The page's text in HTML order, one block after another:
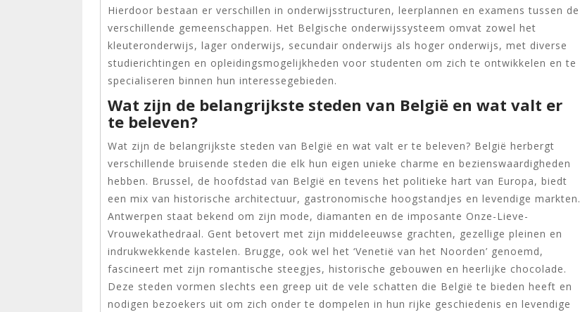
Hierdoor bestaan er verschillen in onderwijsstructuren, leerplannen en examens tussen de
verschillende gemeenschappen. Het Belgische onderwijssysteem omvat zowel het
kleuteronderwijs, lager onderwijs, secundair onderwijs als hoger onderwijs, met diverse
studierichtingen en opleidingsmogelijkheden voor studenten om zich te ontwikkelen en te
specialiseren binnen hun interessegebieden.
Wat zijn de belangrijkste steden van België en wat valt er
te beleven?
Wat zijn de belangrijkste steden van België en wat valt er te beleven? België herbergt
verschillende bruisende steden die elk hun eigen unieke charme en bezienswaardigheden
hebben. Brussel, de hoofdstad van België en tevens het politieke hart van Europa, biedt
een mix van historische architectuur, gastronomische hoogstandjes en levendige markten.
Antwerpen staat bekend om zijn mode, diamanten en de imposante Onze-Lieve-
Vrouwekathedraal. Gent betovert met zijn middeleeuwse grachten, gezellige pleinen en
indrukwekkende kastelen. Brugge, ook wel het ‘Venetië van het Noorden’ genoemd,
fascineert met zijn romantische steegjes, historische gebouwen en heerlijke chocolade.
Deze steden vormen slechts een greep uit de vele schatten die België te bieden heeft en
nodigen bezoekers uit om zich onder te dompelen in hun rijke geschiedenis en levendige